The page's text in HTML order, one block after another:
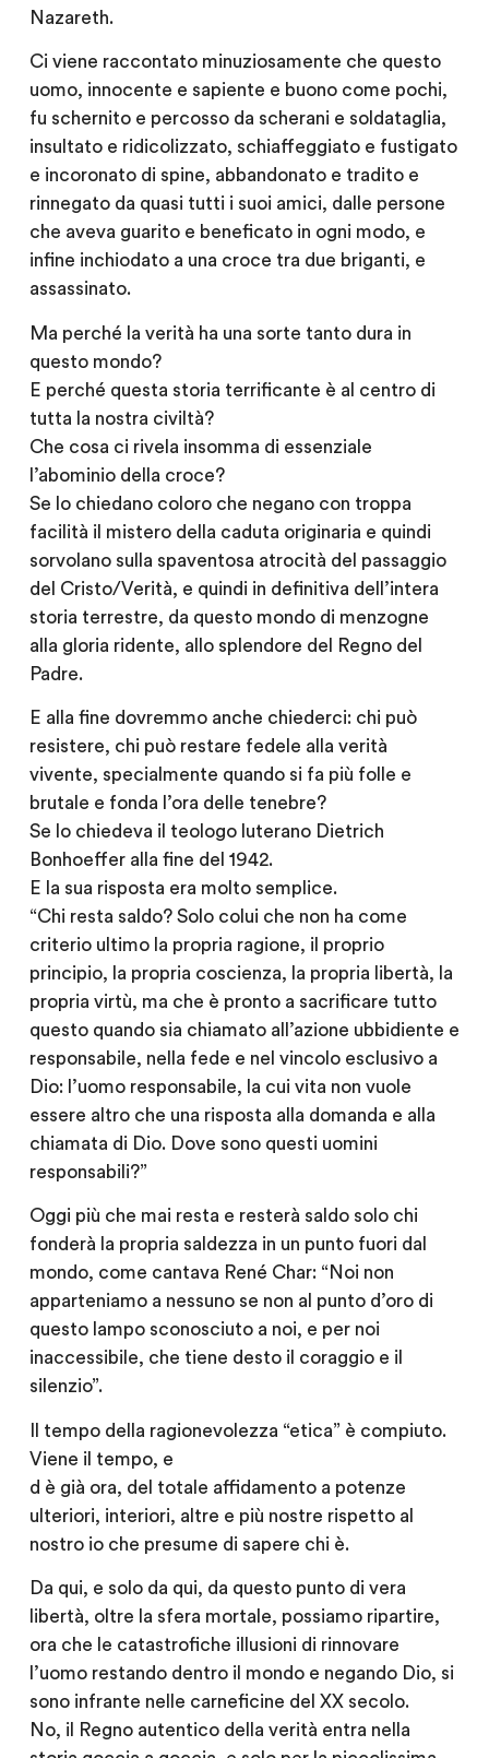
Nazareth.
Ci viene raccontato minuziosamente che questo
uomo, innocente e sapiente e buono come pochi,
fu schernito e percosso da scherani e soldataglia,
insultato e ridicolizzato, schiaffeggiato e fustigato
e incoronato di spine, abbandonato e tradito e
rinnegato da quasi tutti i suoi amici, dalle persone
che aveva guarito e beneficato in ogni modo, e
infine inchiodato a una croce tra due briganti, e
assassinato.
Ma perché la verità ha una sorte tanto dura in
questo mondo?
E perché questa storia terrificante è al centro di
tutta la nostra civiltà?
Che cosa ci rivela insomma di essenziale
l’abominio della croce?
Se lo chiedano coloro che negano con troppa
facilità il mistero della caduta originaria e quindi
sorvolano sulla spaventosa atrocità del passaggio
del Cristo/Verità, e quindi in definitiva dell’intera
storia terrestre, da questo mondo di menzogne
alla gloria ridente, allo splendore del Regno del
Padre.
E alla fine dovremmo anche chiederci: chi può
resistere, chi può restare fedele alla verità
vivente, specialmente quando si fa più folle e
brutale e fonda l’ora delle tenebre?
Se lo chiedeva il teologo luterano Dietrich
Bonhoeffer alla fine del 1942.
E la sua risposta era molto semplice.
“Chi resta saldo? Solo colui che non ha come
criterio ultimo la propria ragione, il proprio
principio, la propria coscienza, la propria libertà, la
propria virtù, ma che è pronto a sacrificare tutto
questo quando sia chiamato all’azione ubbidiente e
responsabile, nella fede e nel vincolo esclusivo a
Dio: l’uomo responsabile, la cui vita non vuole
essere altro che una risposta alla domanda e alla
chiamata di Dio. Dove sono questi uomini
responsabili?”
Oggi più che mai resta e resterà saldo solo chi
fonderà la propria saldezza in un punto fuori dal
mondo, come cantava René Char: “Noi non
apparteniamo a nessuno se non al punto d’oro di
questo lampo sconosciuto a noi, e per noi
inaccessibile, che tiene desto il coraggio e il
silenzio”.
Il tempo della ragionevolezza “etica” è compiuto.
Viene il tempo, e
d è già ora, del totale affidamento a potenze
ulteriori, interiori, altre e più nostre rispetto al
nostro io che presume di sapere chi è.
Da qui, e solo da qui, da questo punto di vera
libertà, oltre la sfera mortale, possiamo ripartire,
ora che le catastrofiche illusioni di rinnovare
l’uomo restando dentro il mondo e negando Dio, si
sono infrante nelle carneficine del XX secolo.
No, il Regno autentico della verità entra nella